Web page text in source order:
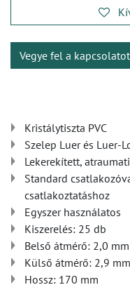
Vegye fel a
Kristálytiszta PVC
Szelep Luer és Luer-
Lekerekített,
Standard
csatlakoztatáshoz
Egyszer használatos
Kiszerelés: 25 db
Belső átmérő: 2,0 mm
Külső átmérő: 2,9 mm
Hossz: 170 mm